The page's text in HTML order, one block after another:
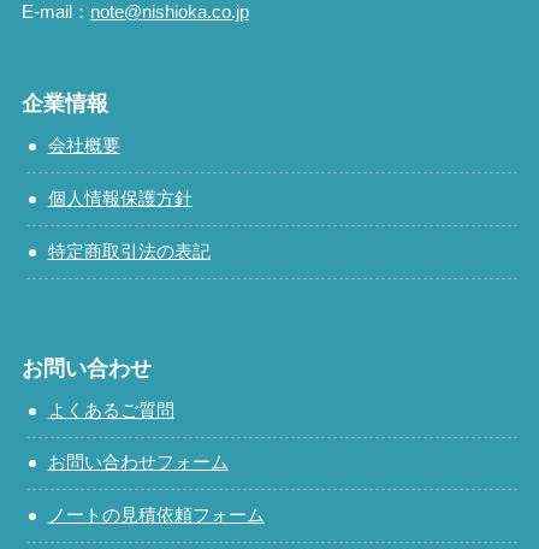
E-mail： note@nishioka.co.jp
企業情報
会社概要
個人情報保護方針
特定商取引法の表記
お問い合わせ
よくあるご質問
お問い合わせフォーム
ノートの見積依頼フォーム